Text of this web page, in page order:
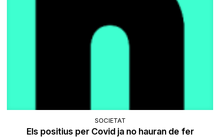
SOCIETAT
Els positius per Covid ja no hauran de fer